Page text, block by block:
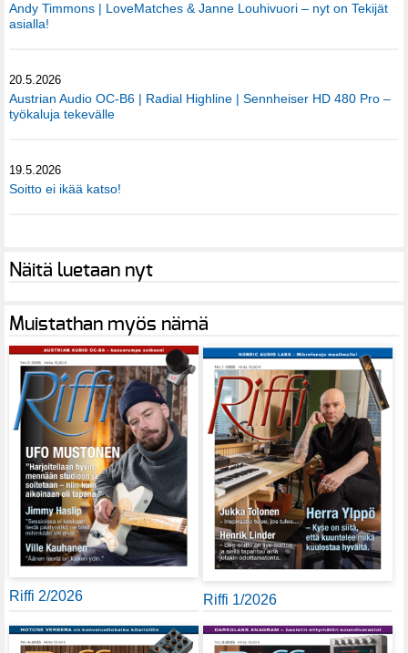
Andy Timmons | LoveMatches & Janne Louhivuori – nyt on Tekijät
asialla!
20.5.2026
Austrian Audio OC-B6 | Radial Highline | Sennheiser HD 480 Pro –
työkaluja tekevälle
19.5.2026
Soitto ei ikää katso!
Näitä luetaan nyt
Muistathan myös nämä
Riffi 2/2026 Riffi 1/2026